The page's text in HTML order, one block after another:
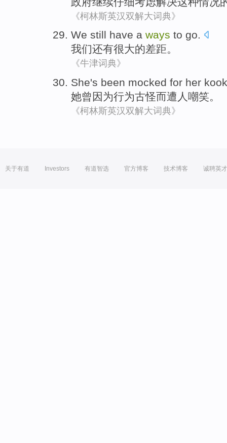
《柯林斯英汉双解大词典》
We still have a ways to go.
我们还有很大的差距。
《牛津词典》
She's been mocked for her
她曾 因为行为古怪而遭 人嘲笑。
《柯林斯英汉双解大词典》
关于有道 Investors 有道智选 官方博客 技术博客 诚聘英才